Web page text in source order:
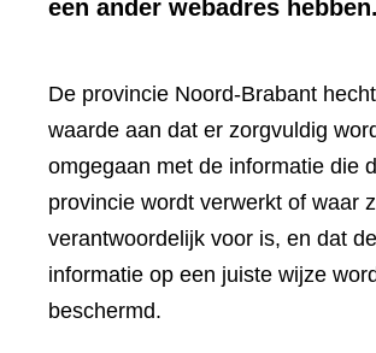
een ander webadres hebben.
De provincie Noord-Brabant
waarde aan dat er zorgvuldig
omgegaan met de informatie die
provincie wordt verwerkt of waar
verantwoordelijk voor is, en dat
informatie op een juiste wijze
beschermd.